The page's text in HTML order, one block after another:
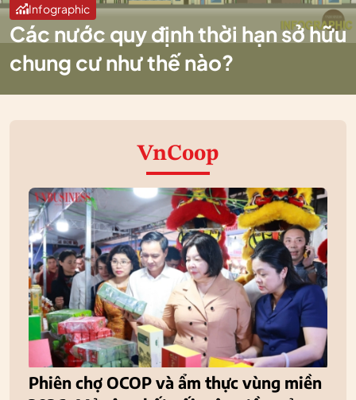
Infographic
Các nước quy định thời hạn sở hữu
chung cư như thế nào?
VnCoop
Phiên chợ OCOP và ẩm thực vùng miền